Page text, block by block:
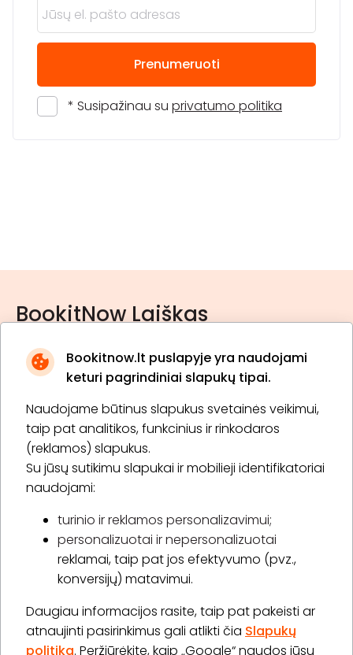
Bookitnow.lt puslapyje yra naudojami
keturi pagrindiniai slapukų tipai.
Naudojame būtinus slapukus svetainės veikimui,
taip pat analitikos, funkcinius ir rinkodaros
(reklamos) slapukus.
Su jūsų sutikimu slapukai ir mobilieji identifikatoriai
naudojami:
turinio ir reklamos personalizavimui;
personalizuotai ir nepersonalizuotai
reklamai, taip pat jos efektyvumo (pvz.,
konversijų) matavimui.
Daugiau informacijos rasite, taip pat pakeisti ar
atnaujinti pasirinkimus gali atlikti čia Slapukų
politika. Peržiūrėkite, kaip „Google“ naudos jūsų
Prenumeruoti
* Susipažinau su privatumo politika
BookitNow Laiškas
* Susipažinau su privatumo politika
Prenumeruoti
Apie „BookitNow“
Informacija
„GERA DOVANA“ GRUPĖ